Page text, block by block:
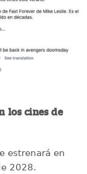
los cines de
estrenará en
2028.